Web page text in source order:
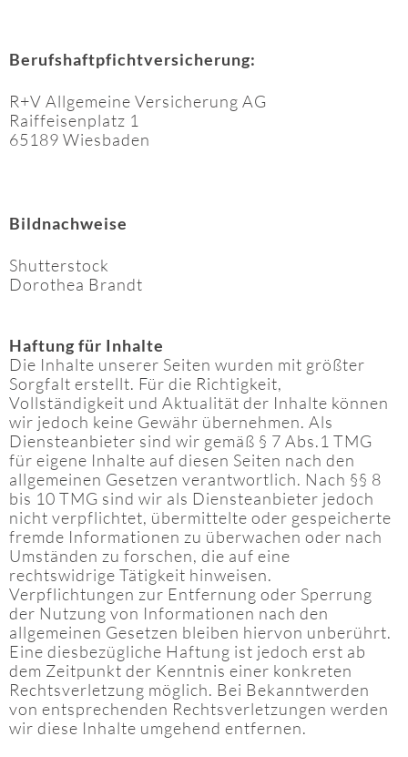
Berufshaftpfichtversicherung:
R+V Allgemeine Versicherung AG
Raiffeisenplatz 1
65189 Wiesbaden
Bildnachweise
Shutterstock
Dorothea Brandt
Haftung für Inhalte
Die Inhalte unserer Seiten wurden mit größter
Sorgfalt erstellt. Für die Richtigkeit,
Vollständigkeit und Aktualität der Inhalte können
wir jedoch keine Gewähr übernehmen. Als
Diensteanbieter sind wir gemäß § 7 Abs.1 TMG
für eigene Inhalte auf diesen Seiten nach den
allgemeinen Gesetzen verantwortlich. Nach §§ 8
bis 10 TMG sind wir als Diensteanbieter jedoch
nicht verpflichtet, übermittelte oder gespeicherte
fremde Informationen zu überwachen oder nach
Umständen zu forschen, die auf eine
rechtswidrige Tätigkeit hinweisen.
Verpflichtungen zur Entfernung oder Sperrung
der Nutzung von Informationen nach den
allgemeinen Gesetzen bleiben hiervon unberührt.
Eine diesbezügliche Haftung ist jedoch erst ab
dem Zeitpunkt der Kenntnis einer konkreten
Rechtsverletzung möglich. Bei Bekanntwerden
von entsprechenden Rechtsverletzungen werden
wir diese Inhalte umgehend entfernen.